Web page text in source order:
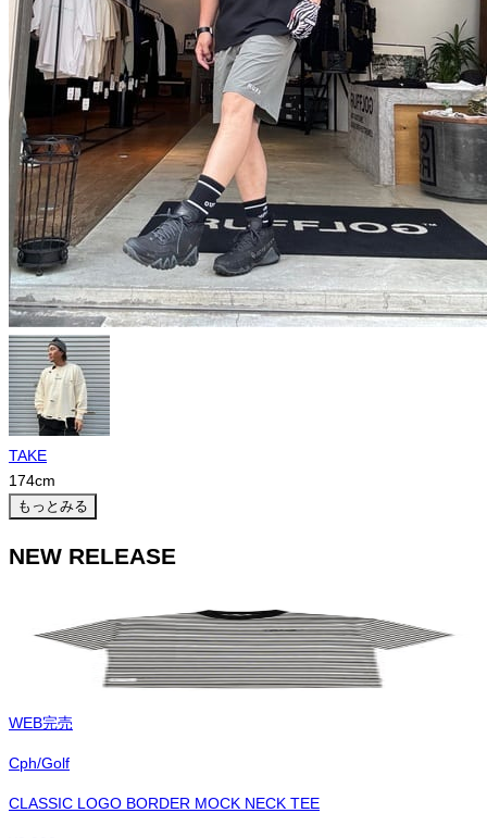
TAKE
174cm
もっとみる
NEW RELEASE
WEB完売
Cph/Golf
CLASSIC LOGO BORDER MOCK NECK TEE